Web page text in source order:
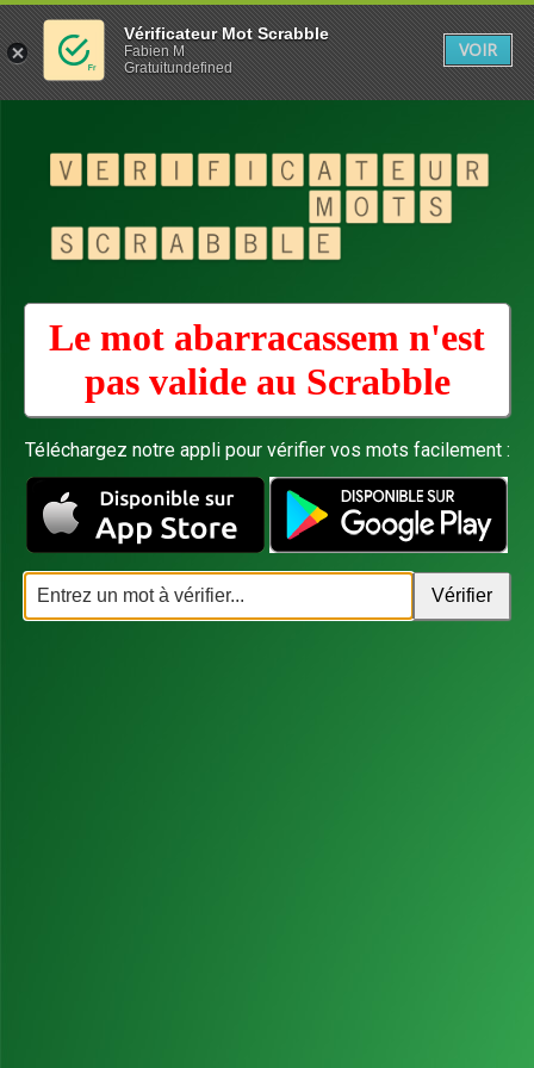
Le mot abarracassem n'est
pas valide au Scrabble
Téléchargez notre appli pour vérifier vos mots facilement :
Vérificateur Mot Scrabble
Fabien M
Gratuitundefined
VOIR